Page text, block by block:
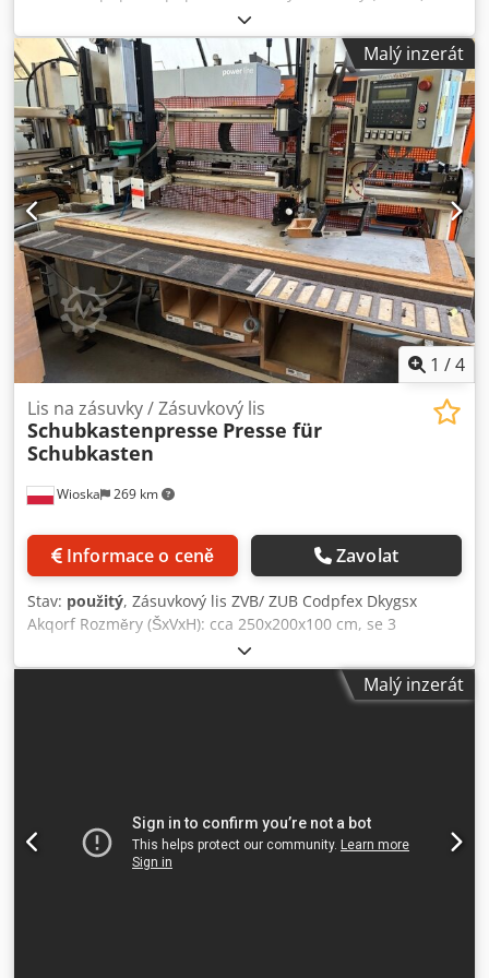
220x210x110 cm, se 4 lisovacími jednotkami, elektricky
pojízdný, 1 ovládací skříň, ovládací terminál. Codpfx Asx
Dkw Sekqerf
Malý inzerát
1 /4
Wioska 269 km
Lis na zásuvky / Zásuvkový lis
Schubkastenpresse Presse für
Schubkasten
Informace o ceně Zavolat
Stav: použitý, Zásuvkový lis ZVB/ ZUB Codpfex Dkygsx
Akqorf Rozměry (ŠxVxH): cca 250x200x100 cm, se 3
lisovacími razníky, z toho 2 elektricky posuvné, rozvaděč,
ovládací terminál, 1 lepicí jednotka KUPER, 1 vrtací agregát,
Malý inzerát